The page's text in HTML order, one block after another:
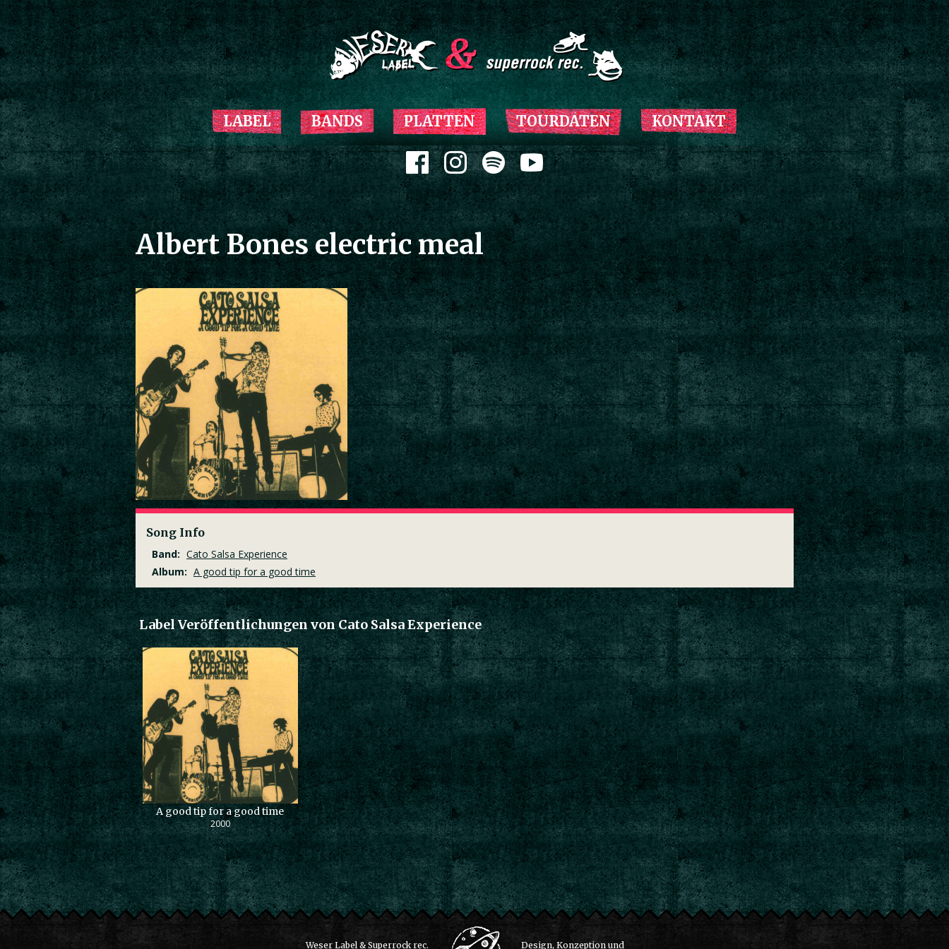
Zum Inhalt springen
LABEL BANDS PLATTEN TOURDATEN KONTAKT
Zum Inhalt springen
Albert Bones electric meal
Song Info
Band: Cato Salsa Experience
Album: A good tip for a good time
Label Veröffentlichungen von Cato Salsa Experience
A good tip for a good time
2000
Weser Label & Superrock rec. Design, Konzeption und